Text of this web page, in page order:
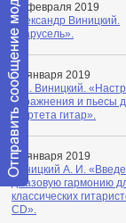
06 февраля 2019
Александр Виницкий.
«Карусель».
30 января 2019
А.И. Виницкий.
Упражнения и пьесы
квартета гитар».
30 января 2019
Виницкий А. И.
джазовую гармонию
классических
CD».
Отправить
сообщение